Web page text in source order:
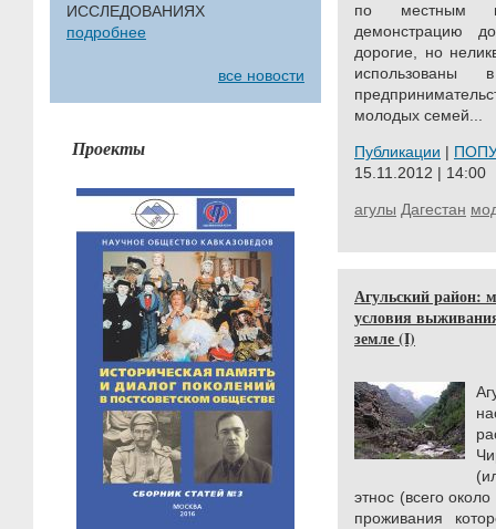
ИССЛЕДОВАНИЯХ
подробнее
все новости
Проекты
по местным
демонстрацию
дорогие, но
молодых семей...
Публикации |
15.11.2012 | 14:00
агулы Дагестан
Агульский район:
условия
земле (I)
этнос (всего
проживания